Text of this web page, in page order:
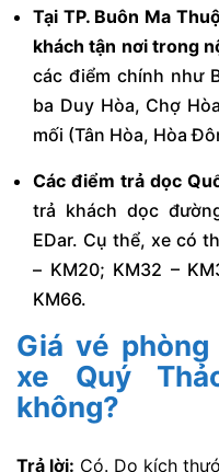
Tại TP. Buôn Ma
khách tận nơi trong
các điểm chính như
ba Duy Hòa, Chợ
mối (Tân Hòa, Hòa
Các điểm trả dọc
trả khách dọc
EDar. Cụ thể, xe có
– KM20; KM32 –
KM66.
Giá vé
xe Quý
không?
Trả lời: Có. Do kích